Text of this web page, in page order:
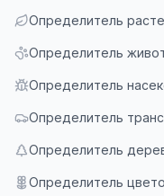
Определитель
Определитель
Определитель
Определитель
Определитель
Определитель